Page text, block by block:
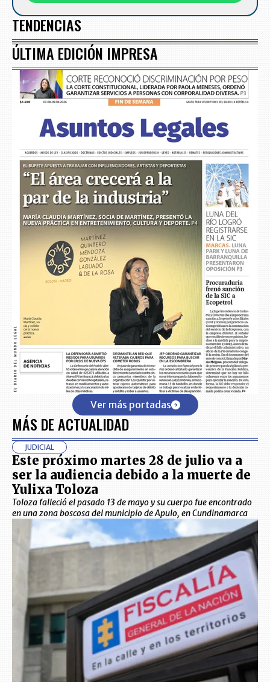
TENDENCIAS
ÚLTIMA EDICIÓN IMPRESA
Ver más portadas
MÁS DE ACTUALIDAD
JUDICIAL
Este próximo martes 28 de julio va a
ser la audiencia debido a la muerte de
Yulixa Toloza
Toloza falleció el pasado 13 de mayo y su cuerpo fue encontrado
en una zona boscosa del municipio de Apulo, en Cundinamarca